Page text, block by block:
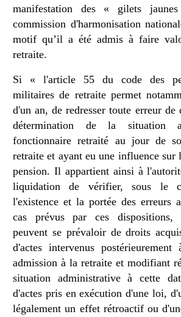
manifestation des « gilets
commission d'harmonisation
motif qu’il a été admis à faire
retraite.
Si « l'article 55 du code des
militaires de retraite permet
d'un an, de redresser toute erreur
détermination de la situation
fonctionnaire retraité au jour de
retraite et ayant eu une influence sur
pension. Il appartient ainsi à
liquidation de vérifier, sous le
l'existence et la portée des erreurs
cas prévus par ces dispositions,
peuvent se prévaloir de droits
d'actes intervenus
admission à la retraite et modifiant
situation administrative à cette
d'actes pris en exécution d'une loi,
légalement un effet rétroactif ou